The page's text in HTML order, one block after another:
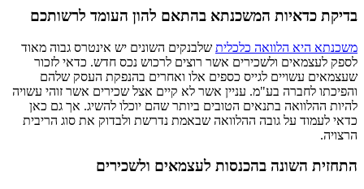
בדיקת כדאיות המשכנתא בהתאם להון העומד לרשותכם
משכנתא היא הלוואה כלכלית שלבנקים השונים יש אינטרס גבוה מאוד
לספק לעצמאים ולשכירים אשר רוצים לרכוש נכס חדש. כדאי לזכור
שעצמאים עשויים לגייס כספים אלו ואחרים בהנפקת העסק שלהם
והפיכתו לחברה בע"מ. עניין אשר לא קיים אצל שכירים אשר זוהי עשויה
להיות ההלוואה בתנאים הטובים ביותר שהם יוכלו להשיג. אך גם כאן
כדאי לעמוד על גובה ההלוואה שבאמת נדרשת ולבדוק את סוג הריבית
הרצויה.
התחזית השונה בהכנסות לעצמאים ולשכירים